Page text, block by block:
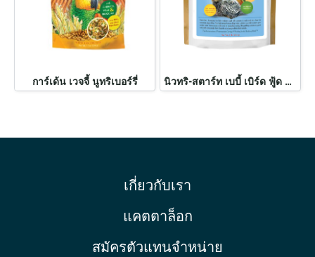
การ์เด้น เวจจี้ นูทริเบอร์รี่ นิวทริ-สตาร์ท เบบี้ เบิร์ด ฟู้ด ฟอร์ คอนัวร์ แอนด์ คอกคาทีล
เกี่ยวกับเรา
แคตตาล็อก
สมัครตัวแทนจำหน่าย